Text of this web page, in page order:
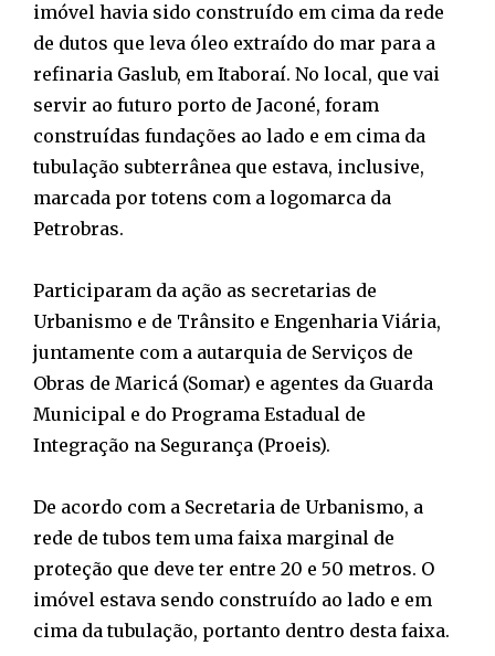
imóvel havia sido construído em cima da rede
de dutos que leva óleo extraído do mar para a
refinaria Gaslub, em Itaboraí. No local, que vai
servir ao futuro porto de Jaconé, foram
construídas fundações ao lado e em cima da
tubulação subterrânea que estava, inclusive,
marcada por totens com a logomarca da
Petrobras.
Participaram da ação as secretarias de
Urbanismo e de Trânsito e Engenharia Viária,
juntamente com a autarquia de Serviços de
Obras de Maricá (Somar) e agentes da Guarda
Municipal e do Programa Estadual de
Integração na Segurança (Proeis).
De acordo com a Secretaria de Urbanismo, a
rede de tubos tem uma faixa marginal de
proteção que deve ter entre 20 e 50 metros. O
imóvel estava sendo construído ao lado e em
cima da tubulação, portanto dentro desta faixa.